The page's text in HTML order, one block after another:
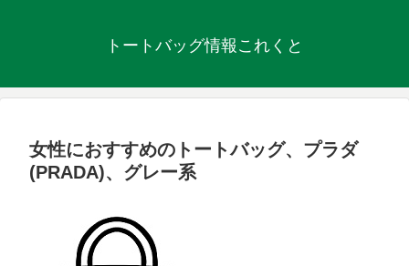
トートバッグ情報これくと
女性におすすめのトートバッグ、プラダ
(PRADA)、グレー系